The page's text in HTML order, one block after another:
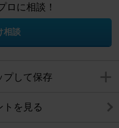
ロに相談！
相談
プして保存
トを見る